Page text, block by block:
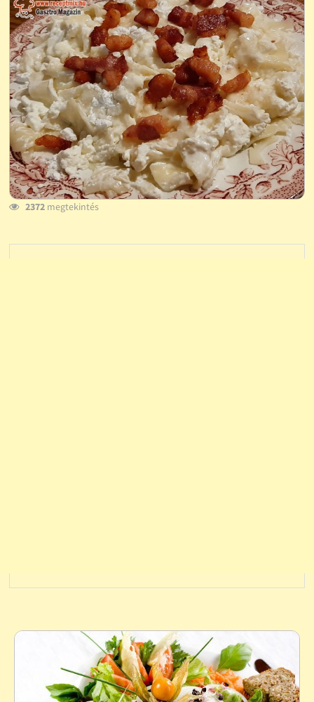
2372megtekintés